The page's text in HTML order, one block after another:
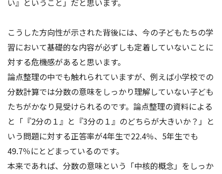
い』ということ」だと思います。
こうした方向性が示された背後には、今の子どもたちの学
習において基礎的な内容が必ずしも定着していないことに
対する危機感があると思います。
論点整理の中でも触れられていますが、例えば小学校での
分数計算では分数の意味をしっかり理解していない子ども
たちがかなり見受けられるのです。論点整理の資料による
と「『2分の１』と『3分の１』のどちらが大きいか？」と
いう問題に対する正答率が4年生で22.4％、5年生でも
49.7％にとどまっているのです。
本来であれば、分数の意味という「中核的概念」をしっか